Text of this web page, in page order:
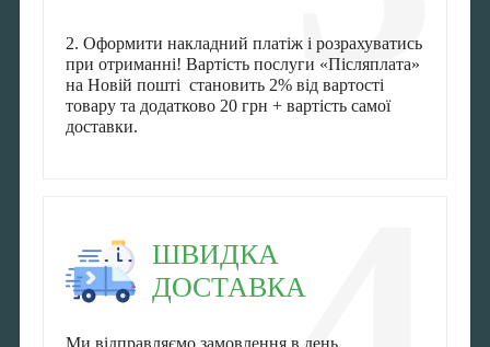
2. Оформити накладний платіж і розрахуватись
при отриманні! Вартість послуги «Післяплата»
на Новій пошті становить 2% від вартості
товару та додатково 20 грн + вартість самої
доставки.
ШВИДКА
ДОСТАВКА
Ми відправляємо замовлення в день